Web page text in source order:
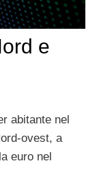
e
abitante nel
ovest, a
euro nel